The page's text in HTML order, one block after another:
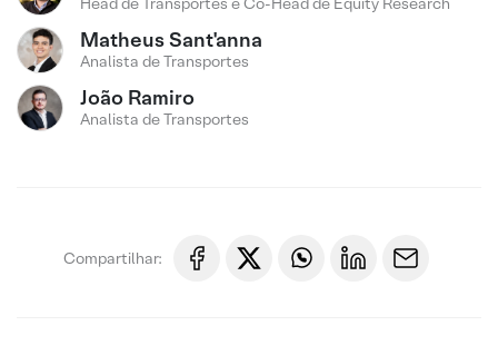
Matheus Sant'anna
Analista de Transportes
João Ramiro
Analista de Transportes
Compartilhar: